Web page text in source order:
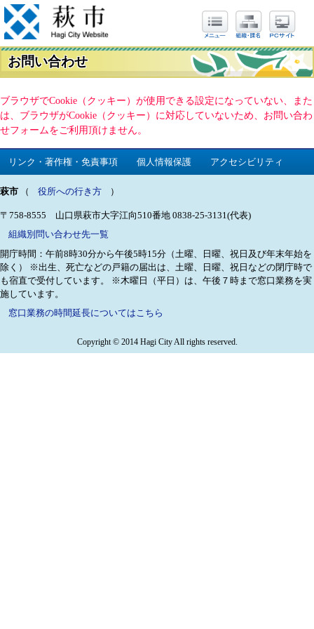
お問い合わせ
ブラウザでCookie（クッキー）が使用できる設定になっていない、また
は、ブラウザがCookie（クッキー）に対応していないため、お問い合わ
せフォームをご利用頂けません。
リンク・著作権・免責事項 個人情報保護 アクセシビリティ
萩市 （ 役所への行き方 ）
〒758-8555 山口県萩市大字江向510番地 0838-25-3131(代表)
組織別問い合わせ先一覧
開庁時間：午前8時30分から午後5時15分（土曜、日曜、祝日及び年末年始を
除く）
※出生、死亡などの戸籍の届出は、土曜、日曜、祝日などの閉庁時で
も宿直で受付しています。
※木曜日（平日）は、午後７時まで窓口業務を実
施しています。
窓口業務の時間延長についてはこちら
Copyright © 2014 Hagi City All rights reserved.